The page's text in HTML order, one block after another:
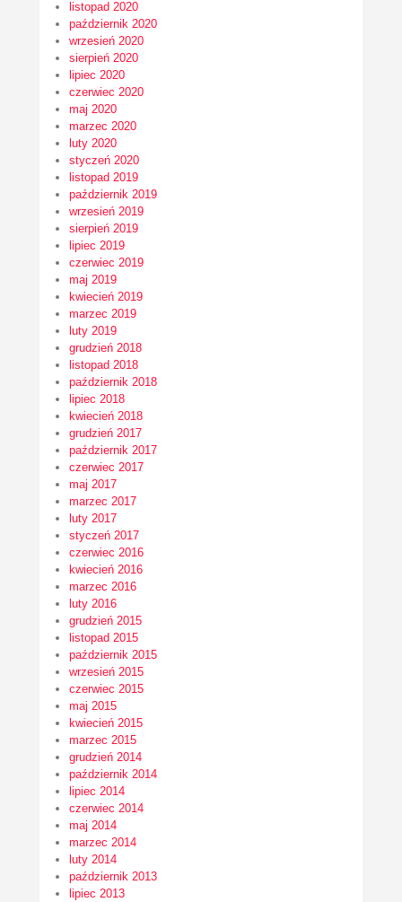
listopad 2020
październik 2020
wrzesień 2020
sierpień 2020
lipiec 2020
czerwiec 2020
maj 2020
marzec 2020
luty 2020
styczeń 2020
listopad 2019
październik 2019
wrzesień 2019
sierpień 2019
lipiec 2019
czerwiec 2019
maj 2019
kwiecień 2019
marzec 2019
luty 2019
grudzień 2018
listopad 2018
październik 2018
lipiec 2018
kwiecień 2018
grudzień 2017
październik 2017
czerwiec 2017
maj 2017
marzec 2017
luty 2017
styczeń 2017
czerwiec 2016
kwiecień 2016
marzec 2016
luty 2016
grudzień 2015
listopad 2015
październik 2015
wrzesień 2015
czerwiec 2015
maj 2015
kwiecień 2015
marzec 2015
grudzień 2014
październik 2014
lipiec 2014
czerwiec 2014
maj 2014
marzec 2014
luty 2014
październik 2013
lipiec 2013